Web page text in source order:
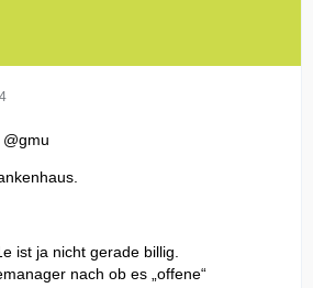
@gmu
ist ja nicht gerade billig.
nach ob es „offene“